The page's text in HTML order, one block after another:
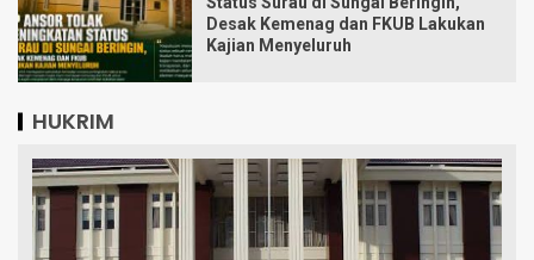
Desak Kemenag dan FKUB Lakukan
Kajian Menyeluruh
HUKRIM